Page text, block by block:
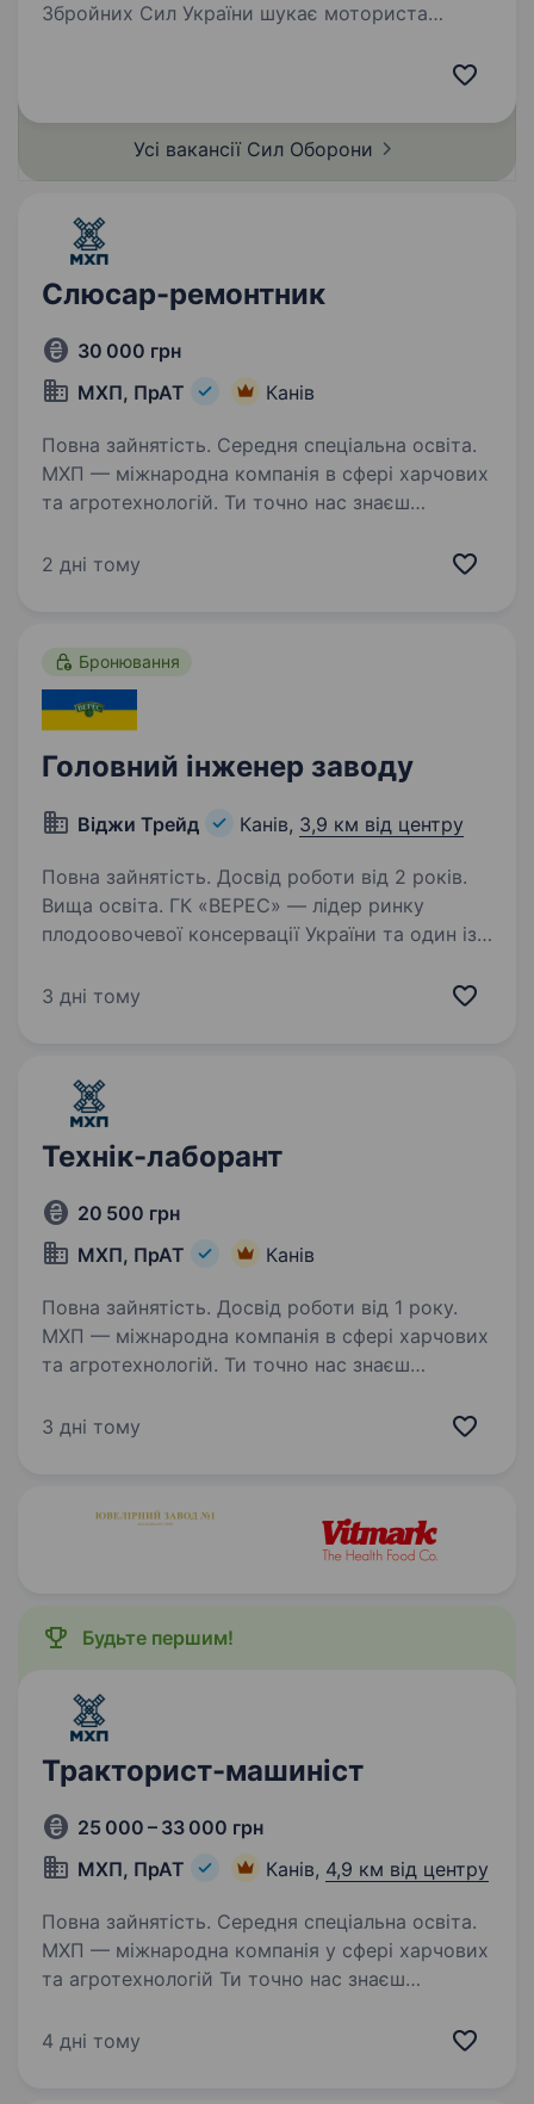
Збройних Сил України шукає моториста
служби за контрактом в екіпажах кораблів,
Усі вакансії Сил Оборони
Слюсар-ремонтник
30 000 грн
МХП, ПрАТ
Канів
Повна зайнятість. Середня спеціальна освіта.
МХП — міжнародна компанія в сфері харчових
та агротехнологій. Ти точно нас знаєш
Ряба Апетитна», «Бащинський», «Легко!»,
2 дні тому
Бронювання
Головний інженер заводу
Віджи Трейд Канів, 3,9 км від центру
Повна зайнятість. Досвід роботи від 2 років.
Вища освіта. ГК «ВЕРЕС» — лідер ринку
плодоовочевої консервації України та один із
в країні, запрошує до команди Головного
3 дні тому
Технік-лаборант
20 500 грн
МХП, ПрАТ
Канів
Повна зайнятість. Досвід роботи від 1 року.
МХП — міжнародна компанія в сфері харчових
та агротехнологій. Ти точно нас знаєш
Ряба Апетитна», «Бащинський», «Легко!»,
3 дні тому
Будьте першим!
Тракторист-машиніст
25 000 – 33 000 грн
МХП, ПрАТ
Канів, 4,9 км від центру
Повна зайнятість. Середня спеціальна освіта.
МХП — міжнародна компанія у сфері харчових
та агротехнологій Ти точно нас знаєш
Апетитна», «Бащинський», «Легко!», «Секрети
4 дні тому